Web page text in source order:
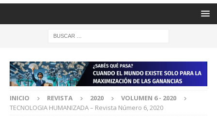
INICIO REVISTA 2020
VOLUMEN 6 - 2020
TECNOLOGIA HUMANIZADA – Revista Número 6, 2020